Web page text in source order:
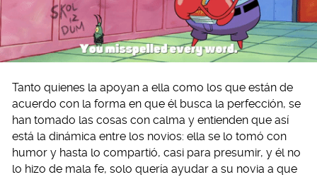
Tanto quienes la apoyan a ella como los que están de
acuerdo con la forma en que él busca la perfección, se
han tomado las cosas con calma y entienden que así
está la dinámica entre los novios: ella se lo tomó con
humor y hasta lo compartió, casi para presumir, y él no
lo hizo de mala fe, solo quería ayudar a su novia a que